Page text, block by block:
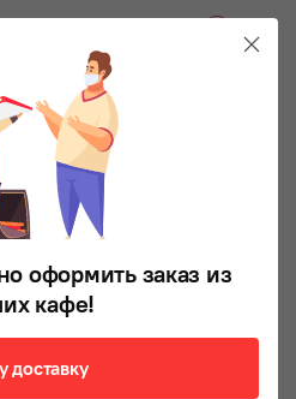
ЗАКАЗ ЗА СУТКИ
оформить заказ из
кафе!
доставку